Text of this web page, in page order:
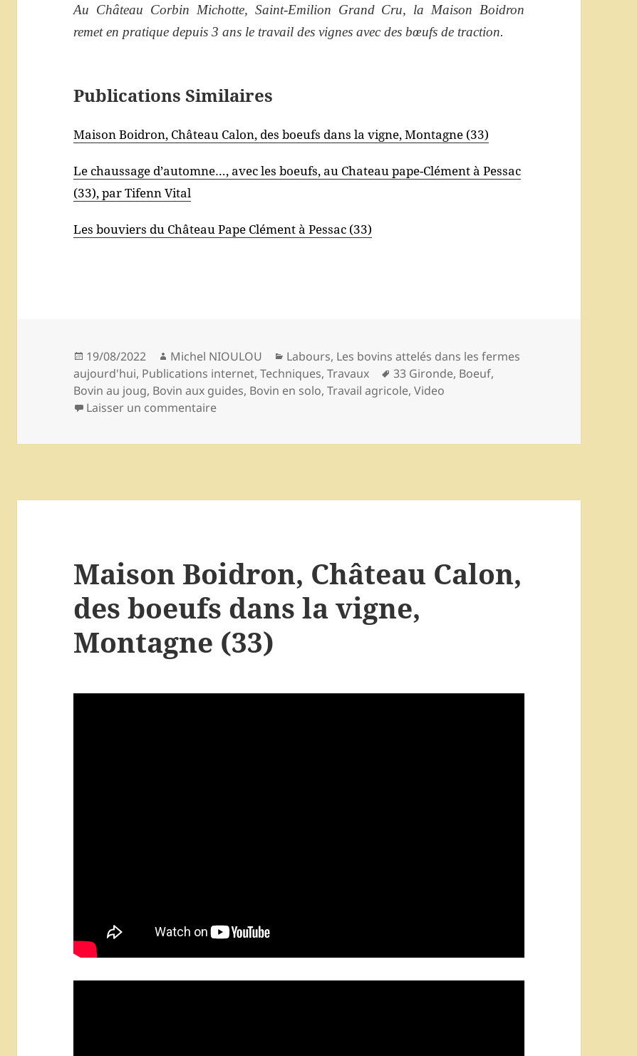
Au Château Corbin Michotte, Saint-Emilion Grand Cru, la Maison Boidron
remet en pratique depuis 3 ans le travail des vignes avec des bœufs de traction.
Publications Similaires
Maison Boidron, Château Calon, des boeufs dans la vigne, Montagne (33)
Le chaussage d’automne…, avec les boeufs, au Chateau pape-Clément à Pessac
(33), par Tifenn Vital
Les bouviers du Château Pape Clément à Pessac (33)
Publié
le
19/08/2022 Auteur
Michel NIOULOU Catégories
Labours, Les bovins attelés dans les fermes
aujourd'hui, Publications internet,Techniques,Travaux
Mots-
clés
33 Gironde, Boeuf,
Bovin au joug, Bovin aux guides, Bovin en solo,Travail agricole,Video
Laisser un commentairesur Traction bovine au Château Corbin Michotte, Maison Boidron
Maison Boidron, Château Calon,
des boeufs dans la vigne,
Montagne (33)